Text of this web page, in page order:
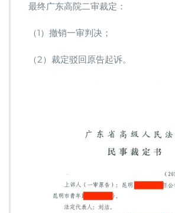
最终广东高院二审裁定：
（1）撤销一审判决；
（2）裁定驳回原告起诉。